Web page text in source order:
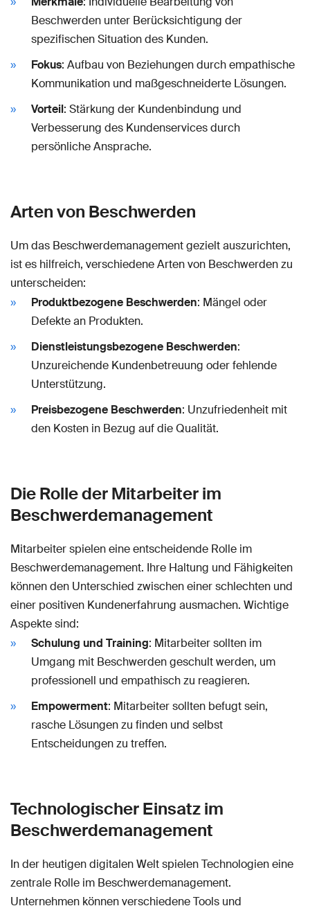
Beschwerden unter Berücksichtigung der
spezifischen Situation des Kunden.
Fokus: Aufbau von Beziehungen durch empathische
Kommunikation und maßgeschneiderte Lösungen.
Vorteil: Stärkung der Kundenbindung und
Verbesserung des Kundenservices durch
persönliche Ansprache.
Arten von Beschwerden
Um das Beschwerdemanagement gezielt auszurichten,
ist es hilfreich, verschiedene Arten von Beschwerden zu
unterscheiden:
Produktbezogene Beschwerden: Mängel oder
Defekte an Produkten.
Dienstleistungsbezogene Beschwerden:
Unzureichende Kundenbetreuung oder fehlende
Unterstützung.
Preisbezogene Beschwerden: Unzufriedenheit mit
den Kosten in Bezug auf die Qualität.
Die Rolle der Mitarbeiter im
Beschwerdemanagement
Mitarbeiter spielen eine entscheidende Rolle im
Beschwerdemanagement. Ihre Haltung und Fähigkeiten
können den Unterschied zwischen einer schlechten und
einer positiven Kundenerfahrung ausmachen. Wichtige
Aspekte sind:
Schulung und Training: Mitarbeiter sollten im
Umgang mit Beschwerden geschult werden, um
professionell und empathisch zu reagieren.
Empowerment: Mitarbeiter sollten befugt sein,
rasche Lösungen zu finden und selbst
Entscheidungen zu treffen.
Technologischer Einsatz im
Beschwerdemanagement
In der heutigen digitalen Welt spielen Technologien eine
zentrale Rolle im Beschwerdemanagement.
Unternehmen können verschiedene Tools und